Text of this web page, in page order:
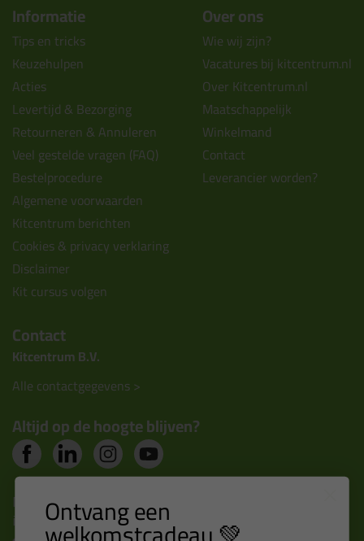
Informatie
Tips en tricks
Keuzehulpen
Acties
Levertijd & Bezorging
Retourneren & Annuleren
Veel gestelde vragen (FAQ)
Bestelprocedure
Algemene voorwaarden
Kitcentrum berichten
Cookies & privacy verklaring
Disclaimer
Kit cursus volgen
Over ons
Wie wij zijn?
Vacatures bij kitcentrum.nl
Over Kitcentrum.nl
Maatschappelijk
Winkelmand
Contact
Leverancier worden?
Contact
Kitcentrum B.V.
Alle contactgegevens >
Altijd op de hoogte blijven?
Nieuws, tips en exclusieve deals rechtstreeks in je
inbox Ontvang een